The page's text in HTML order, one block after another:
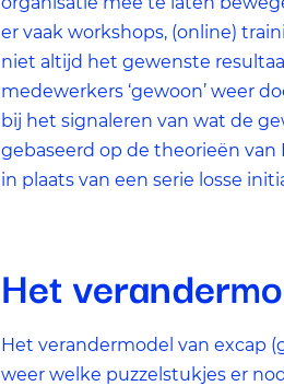
er vaak workshops, (online)
niet altijd het gewenste
medewerkers ‘gewoon’ weer
bij het signaleren van wat de
gebaseerd op de theorieën
in plaats van een serie losse
Het
Het verandermodel van excap
weer welke puzzelstukjes er